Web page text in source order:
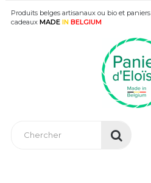
Produits belges artisanaux ou bio et paniers
cadeaux MADE IN BELGIUM